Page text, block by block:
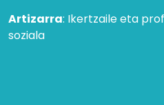
Artizarra: Ikertzaile eta
soziala